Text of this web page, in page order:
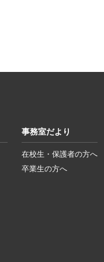
事務室だより
在校生・保護者の方へ
卒業生の方へ